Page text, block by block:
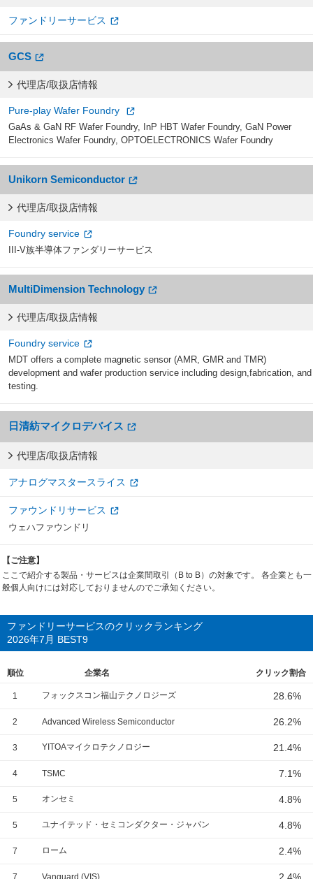
ファンドリーサービス
GCS
代理店/取扱店情報
Pure-play Wafer Foundry
GaAs & GaN RF Wafer Foundry, InP HBT Wafer Foundry, GaN Power
Electronics Wafer Foundry, OPTOELECTRONICS Wafer Foundry
Unikorn Semiconductor
代理店/取扱店情報
Foundry service
III-V族半導体ファンダリーサービス
MultiDimension Technology
代理店/取扱店情報
Foundry service
MDT offers a complete magnetic sensor (AMR, GMR and TMR)
development and wafer production service including design,fabrication, and
testing.
日清紡マイクロデバイス
代理店/取扱店情報
アナログマスタースライス
ファウンドリサービス
ウェハファウンドリ
【ご注意】
ここで紹介する製品・サービスは企業間取引（B to B）の対象です。 各企業とも一
般個人向けには対応しておりませんのでご承知ください。
ファンドリーサービスのクリックランキング
2026年7月 BEST9
順位 企業名 クリック割合
1 フォックスコン福山テクノロジーズ 28.6%
2 Advanced Wireless Semiconductor 26.2%
3 YITOAマイクロテクノロジー 21.4%
4 TSMC 7.1%
5 オンセミ 4.8%
5 ユナイテッド・セミコンダクター・ジャパン 4.8%
7 ローム 2.4%
7 Vanguard (VIS)